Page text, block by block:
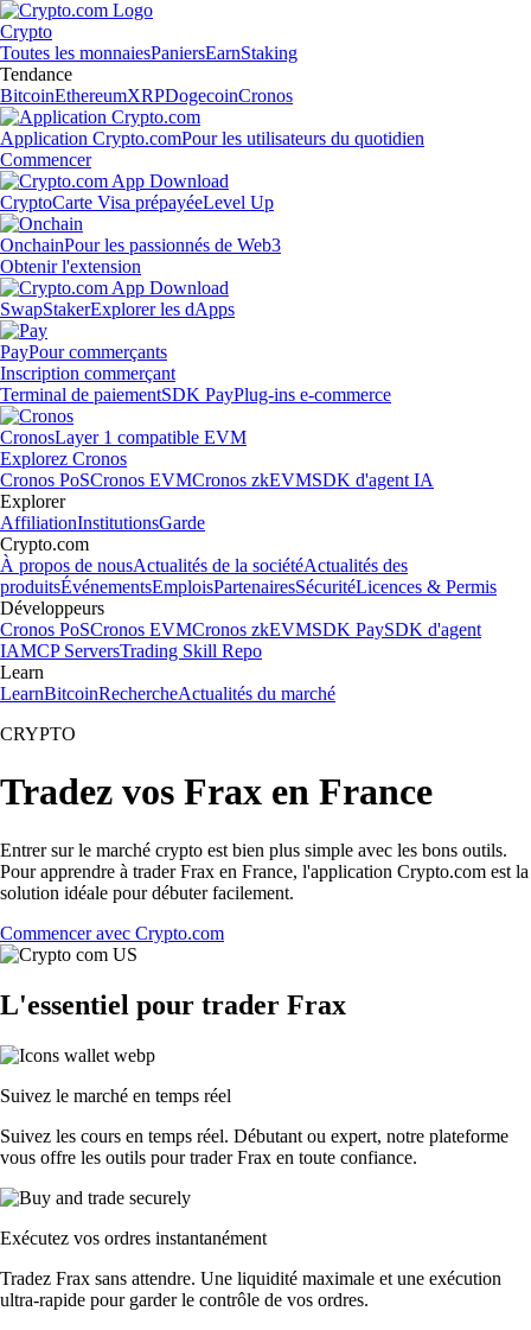
Crypto
Toutes les monnaiesPaniersEarnStaking
Tendance
BitcoinEthereumXRPDogecoinCronos
Application Crypto.comPour les utilisateurs du quotidien
Commencer
CryptoCarte Visa prépayéeLevel Up
OnchainPour les passionnés de Web3
Obtenir l'extension
SwapStakerExplorer les dApps
PayPour commerçants
Inscription commerçant
Terminal de paiementSDK PayPlug-ins e-commerce
CronosLayer 1 compatible EVM
Explorez Cronos
Cronos PoSCronos EVMCronos zkEVMSDK d'agent IA
Explorer
AffiliationInstitutionsGarde
Crypto.com
À propos de nousActualités de la sociétéActualités des
produitsÉvénementsEmploisPartenairesSécuritéLicences & Permis
Développeurs
Cronos PoSCronos EVMCronos zkEVMSDK PaySDK d'agent
IAMCP ServersTrading Skill Repo
Learn
LearnBitcoinRechercheActualités du marché
CRYPTO
Tradez vos Frax en France
Entrer sur le marché crypto est bien plus simple avec les bons outils.
Pour apprendre à trader Frax en France, l'application Crypto.com est la
solution idéale pour débuter facilement.
Commencer avec Crypto.com
L'essentiel pour trader Frax
Suivez le marché en temps réel
Suivez les cours en temps réel. Débutant ou expert, notre plateforme
vous offre les outils pour trader Frax en toute confiance.
Exécutez vos ordres instantanément
Tradez Frax sans attendre. Une liquidité maximale et une exécution
ultra-rapide pour garder le contrôle de vos ordres.